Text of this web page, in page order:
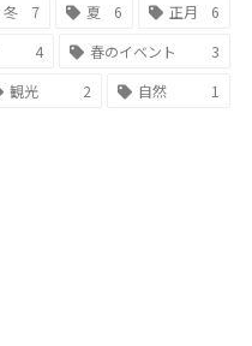
冬 7 夏 6 正月
6
4 春のイベント
3
観光 2 自然 1